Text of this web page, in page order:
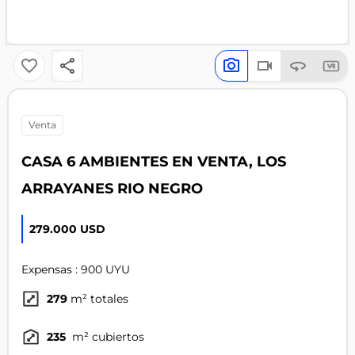
venta
CASA 6 AMBIENTES EN VENTA, LOS
ARRAYANES RIO NEGRO
279.000 USD
Expensas : 900 UYU
279 m² totales
235 m² cubiertos